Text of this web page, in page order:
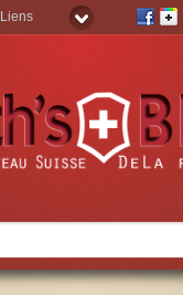
Liens